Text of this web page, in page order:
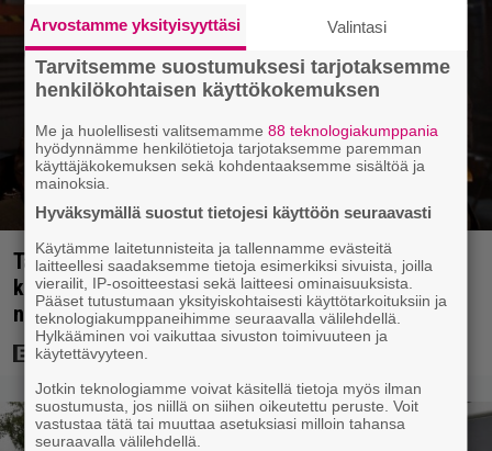
Tänään tv:ssä: Steven Spielbergin ja Tom Cruisen
kaveruus loppui 21 vuotta sitten – Syynä Cruisen
nolo käytös
Arvostamme yksityisyyttäsi Valintasi
Tarvitsemme suostumuksesi tarjotaksemme
henkilökohtaisen käyttökokemuksen
Me ja huolellisesti valitsemamme88 teknologiakumppania
hyödynnämme henkilötietoja tarjotaksemme paremman
käyttäjäkokemuksen sekä kohdentaaksemme sisältöä ja
mainoksia.
Hyväksymällä suostut tietojesi käyttöön seuraavasti
Käytämme laitetunnisteita ja tallennamme evästeitä
laitteellesi saadaksemme tietoja esimerkiksi sivuista, joilla
vierailit, IP-osoitteestasi sekä laitteesi ominaisuuksista.
Pääset tutustumaan yksityiskohtaisesti käyttötarkoituksiin ja
teknologiakumppaneihimme seuraavalla välilehdellä.
Hylkääminen voi vaikuttaa sivuston toimivuuteen ja
käytettävyyteen.
Jotkin teknologiamme voivat käsitellä tietoja myös ilman
suostumusta, jos niillä on siihen oikeutettu peruste. Voit
vastustaa tätä tai muuttaa asetuksiasi milloin tahansa
seuraavalla välilehdellä.